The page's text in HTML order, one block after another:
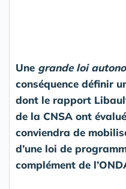
Une grande loi
conséquence définir
dont le rapport
de la CNSA ont
conviendra de
d’une loi de
complément de